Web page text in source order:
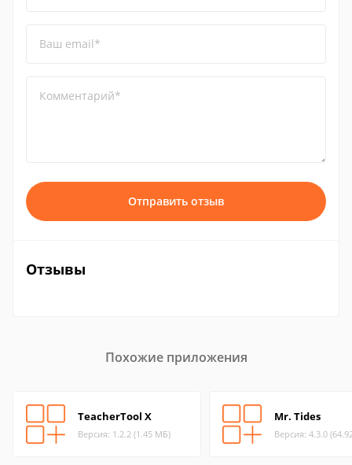
Ваш email*
Комментарий*
Отправить отзыв
Отзывы
Похожие приложения
TeacherTool X
Версия: 1.2.2 (1.45 МБ)
Mr. Tides
Версия: 4.3.0